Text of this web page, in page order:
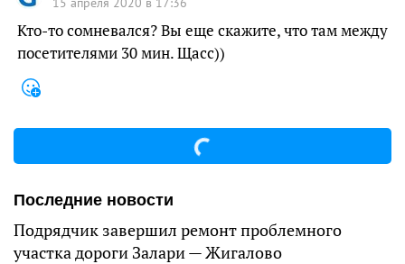
Кто-то сомневался? Вы еще скажите, что там между
посетителями 30 мин. Щасс))
Последние новости
Подрядчик завершил ремонт проблемного
участка дороги Залари — Жигалово